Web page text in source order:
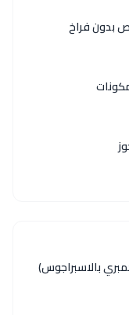
بدون فراخ
بالاسبراجوس)